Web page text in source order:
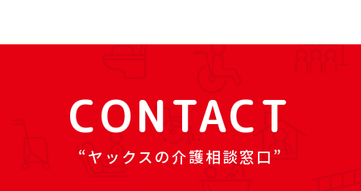
CONTACT
ヤックスの介護相談窓口